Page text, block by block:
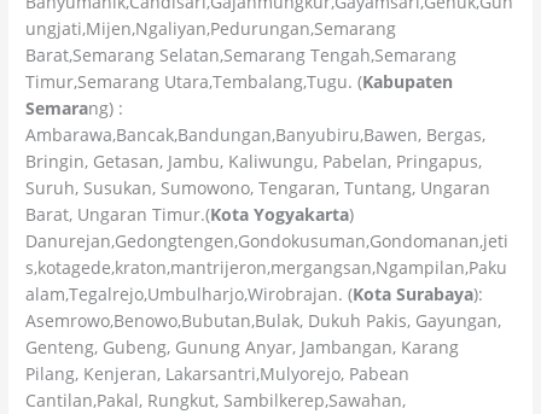
ungjati,Mijen,Ngaliyan,Pedurungan,Semarang
Barat,Semarang Selatan,Semarang Tengah,Semarang
Timur,Semarang Utara,Tembalang,Tugu. (Kabupaten
Semarang) :
Ambarawa,Bancak,Bandungan,Banyubiru,Bawen, Bergas,
Bringin, Getasan, Jambu, Kaliwungu, Pabelan, Pringapus,
Suruh, Susukan, Sumowono, Tengaran, Tuntang, Ungaran
Barat, Ungaran Timur.(Kota Yogyakarta)
Danurejan,Gedongtengen,Gondokusuman,Gondomanan,jeti
s,kotagede,kraton,mantrijeron,mergangsan,Ngampilan,Paku
alam,Tegalrejo,Umbulharjo,Wirobrajan. (Kota Surabaya):
Asemrowo,Benowo,Bubutan,Bulak, Dukuh Pakis, Gayungan,
Genteng, Gubeng, Gunung Anyar, Jambangan, Karang
Pilang, Kenjeran, Lakarsantri,Mulyorejo, Pabean
Cantilan,Pakal, Rungkut, Sambilkerep,Sawahan,